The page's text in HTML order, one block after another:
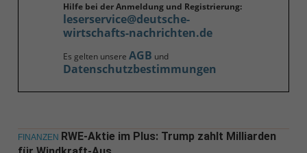
Hilfe bei der Anmeldung und Registrierung:
leserservice@deutsche-
wirtschafts-nachrichten.de
Es gelten unsere AGB und
Datenschutzbestimmungen
FINANZEN RWE-Aktie im Plus: Trump zahlt Milliarden